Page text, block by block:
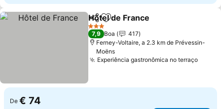
PartilharAdicionar aos favoritos
Hôtel de France
3 Estrelas
7,9 Boa
417
Ferney-Voltaire, a 2.3 km de Prévessin-
Moëns
Experiência gastronômica no terraçoVer
De € 74